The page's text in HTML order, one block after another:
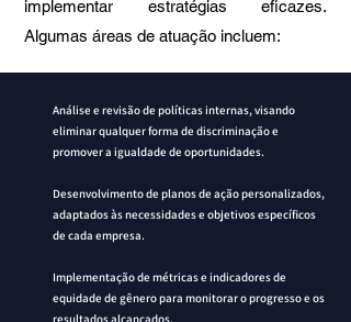
implementar estratégias eficazes.
Algumas áreas de atuação incluem:
Análise e revisão de políticas internas, visando
eliminar qualquer forma de discriminação e
promover a igualdade de oportunidades.
Desenvolvimento de planos de ação personalizados,
adaptados às necessidades e objetivos específicos
de cada empresa.
Implementação de métricas e indicadores de
equidade de gênero para monitorar o progresso e os
resultados alcançados.